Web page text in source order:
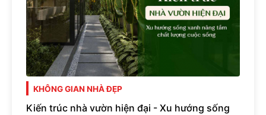
KHÔNG GIAN NHÀ ĐẸP
Kiến trúc nhà vườn hiện đại - Xu hướng sống